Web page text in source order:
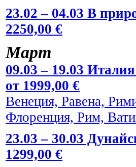
23.02 – 04.03 В
2250,00 €
Март
09.03 – 19.03
от 1999,00 €
Венеция, Равена,
Флоренция, Рим,
23.03 – 30.03
1299,00 €